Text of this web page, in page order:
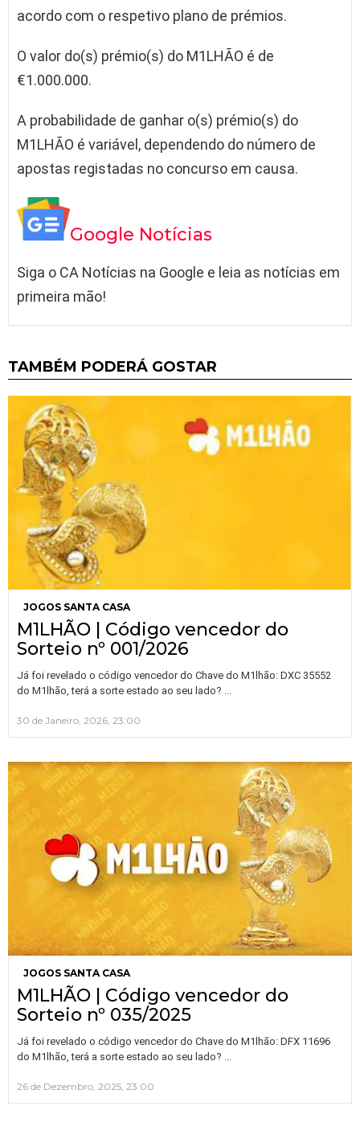
acordo com o respetivo plano de prémios.
O valor do(s) prémio(s) do M1LHÃO é de
€1.000.000.
A probabilidade de ganhar o(s) prémio(s) do
M1LHÃO é variável, dependendo do número de
apostas registadas no concurso em causa.
Google Notícias
Siga o CA Notícias na Google e leia as notícias em
primeira mão!
TAMBÉM PODERÁ GOSTAR
JOGOS SANTA CASA
M1LHÃO | Código vencedor do
Sorteio nº 001/2026
Já foi revelado o código vencedor do Chave do M1lhão: DXC 35552
do M1lhão, terá a sorte estado ao seu lado?
30 de Janeiro, 2026, 23:00
JOGOS SANTA CASA
M1LHÃO | Código vencedor do
Sorteio nº 035/2025
Já foi revelado o código vencedor do Chave do M1lhão: DFX 11696
do M1lhão, terá a sorte estado ao seu lado?
26 de Dezembro, 2025, 23:00